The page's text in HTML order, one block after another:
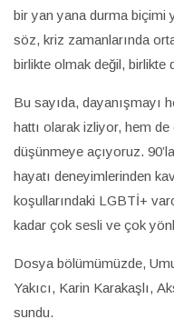
bir yan yana durma biçimi
söz, kriz zamanlarında
birlikte olmak değil, birlikte
Bu sayıda, dayanışmayı
hattı olarak izliyor, hem
düşünmeye açıyoruz.
hayatı deneyimlerinden
koşullarındaki LGBTİ+
kadar çok sesli ve çok
Dosya bölümümüzde,
Yakıcı, Karin Karakaşlı,
sundu.